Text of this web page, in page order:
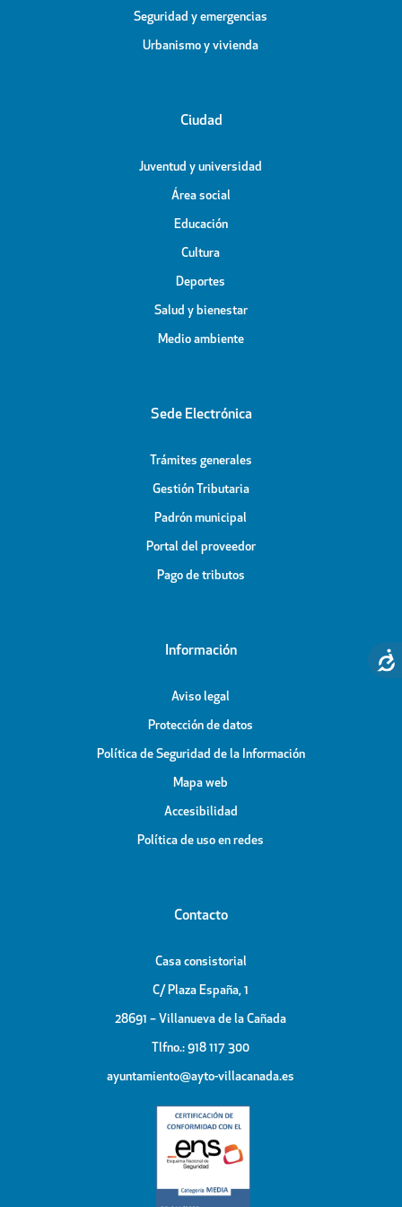
Seguridad y emergencias
Urbanismo y vivienda
Ciudad
Juventud y universidad
Área social
Educación
Cultura
Deportes
Salud y bienestar
Medio ambiente
Sede Electrónica
Trámites generales
Gestión Tributaria
Padrón municipal
Portal del proveedor
Pago de tributos
Información
Aviso legal
Protección de datos
Política de Seguridad de la Información
Mapa web
Accesibilidad
Política de uso en redes
Contacto
Casa consistorial
C/ Plaza España, 1
28691 – Villanueva de la Cañada
Tlfno.: 918 117 300
ayuntamiento@ayto-villacanada.es